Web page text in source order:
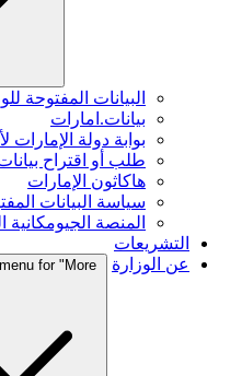
البيانات المفتوحة
بيانات.امارات
بوابة دولة الإمارات
طلب أو اقتراح
هاكاثون الإمارات
سياسة البيانات
المنصة الجيومكانية
التشريعات
عن الوزارة
for "More"